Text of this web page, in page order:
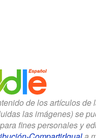
de los artículos de
las imágenes) se
fines personales y